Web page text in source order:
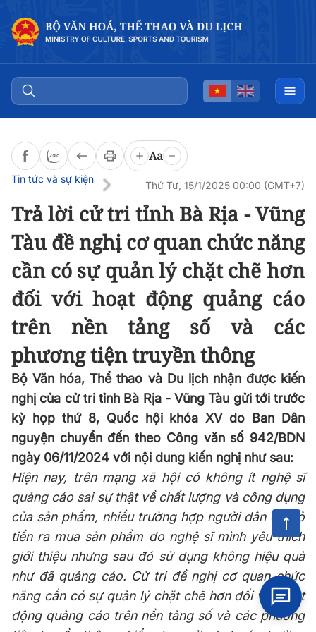
Aa
Tin tức và sự kiện
Thứ Tư, 15/1/2025 00:00 (GMT+7)
Trả lời cử tri tỉnh Bà Rịa - Vũng
Tàu đề nghị cơ quan chức năng
cần có sự quản lý chặt chẽ hơn
đối với hoạt động quảng cáo
trên nền tảng số và các
phương tiện truyền thông
Bộ Văn hóa, Thể thao và Du lịch nhận được kiến
nghị của cử tri tỉnh Bà Rịa - Vũng Tàu gửi tới trước
kỳ họp thứ 8, Quốc hội khóa XV do Ban Dân
nguyện chuyển đến theo Công văn số 942/BDN
ngày 06/11/2024 với nội dung kiến nghị như sau:
Hiện nay, trên mạng xã hội có không ít nghệ sĩ
quảng cáo sai sự thật về chất lượng và công dụng
của sản phẩm, nhiều trường hợp người dân đã bỏ
tiền ra mua sản phẩm do nghệ sĩ mình yêu thích
giới thiệu nhưng sau đó sử dụng không hiệu quả
như đã quảng cáo. Cử tri đề nghị cơ quan chức
năng cần có sự quản lý chặt chẽ hơn đối với hoạt
động quảng cáo trên nền tảng số và các phương
Đọc bài